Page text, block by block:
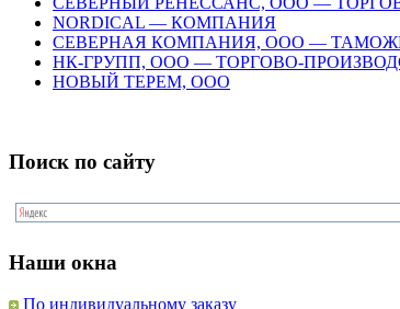
NORDICAL — КОМПАНИЯ
СЕВЕРНАЯ КОМПАНИЯ, ООО —
НК-ГРУПП, ООО — ТОРГОВО-
НОВЫЙ ТЕРЕМ, ООО
Поиск по сайту
Наши окна
По индивидуальному заказу